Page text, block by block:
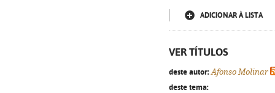
ADICIONAR À LISTA
VER TÍTULOS
deste autor: Afonso Molinar
deste tema: